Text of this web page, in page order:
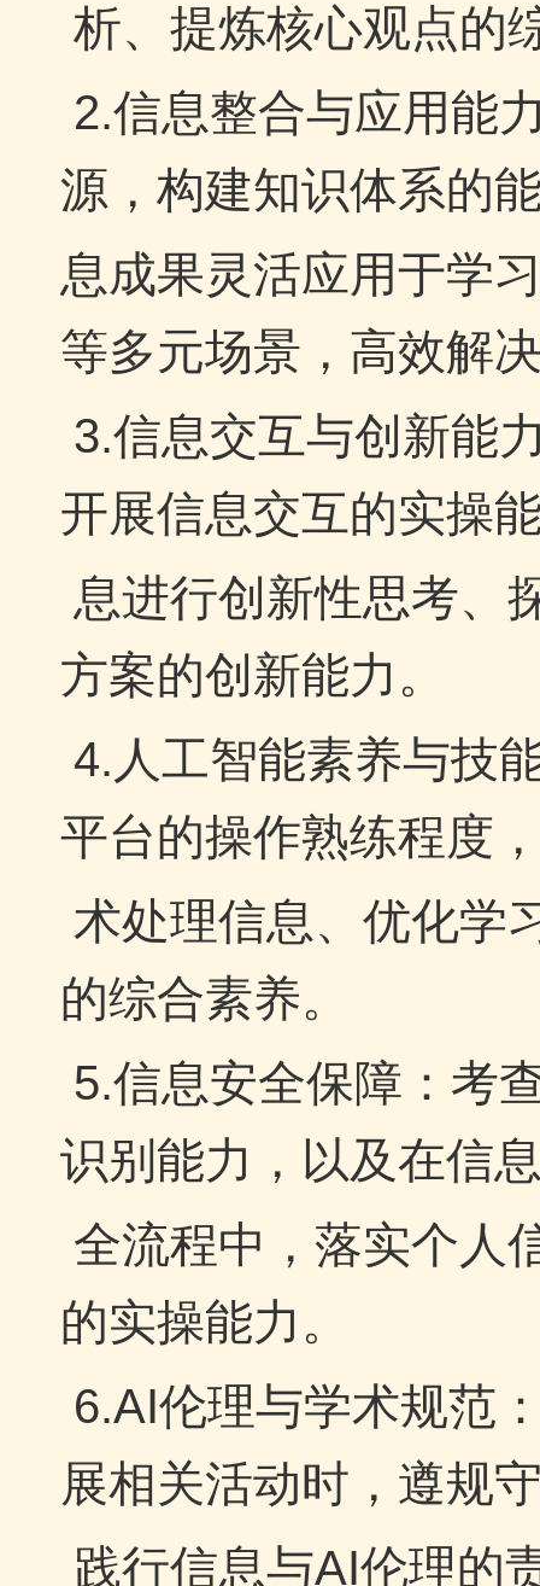
析、提炼核心观点的
2.信息整合与应用能
源，构建知识体系的
息成果灵活应用于学
等多元场景，高效解
3.信息交互与创新能
开展信息交互的实操
息进行创新性思考、
方案的创新能力。
4.人工智能素养与技
平台的操作熟练程度
术处理信息、优化学
的综合素养。
5.信息安全保障：考
识别能力，以及在信
全流程中，落实个人
的实操能力。
6.AI伦理与学术规范
展相关活动时，遵规
践行信息与AI伦理的